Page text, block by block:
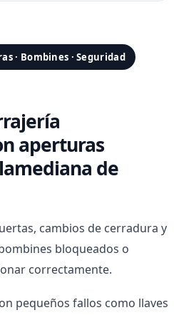
· Bombines · Seguridad
aperturas
de
cambios de cerradura y
bloqueados o
correctamente.
pequeños fallos como llaves